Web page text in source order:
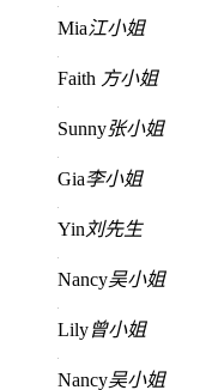
Mia江小姐
Faith 方小姐
Sunny张小姐
Gia李小姐
Yin刘先生
Nancy吴小姐
Lily曾小姐
Nancy吴小姐